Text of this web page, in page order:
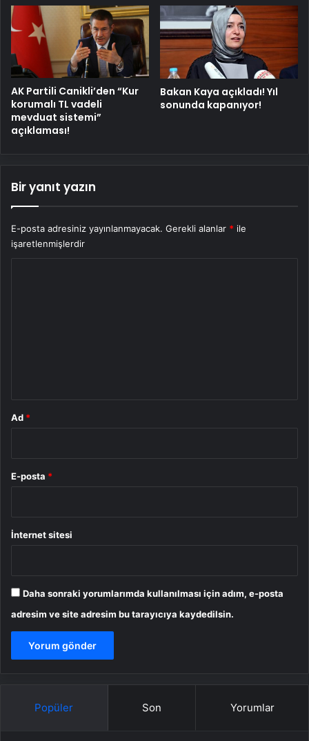
AK Partili Canikli’den “Kur
korumalı TL vadeli
mevduat sistemi”
açıklaması!
Bakan Kaya açıkladı! Yıl
sonunda kapanıyor!
Bir yanıt yazın
E-posta adresiniz yayınlanmayacak. Gerekli alanlar * ile
işaretlenmişlerdir
Ad *
E-posta *
İnternet sitesi
Daha sonraki yorumlarımda kullanılması için adım, e-posta
adresim ve site adresim bu tarayıcıya kaydedilsin.
Popüler Son Yorumlar